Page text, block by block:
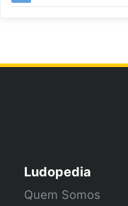
Ludopedia
Quem Somos